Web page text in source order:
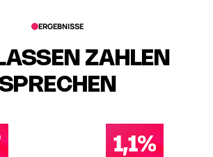
ERGEBNISSE
ZAHLEN
1,1%